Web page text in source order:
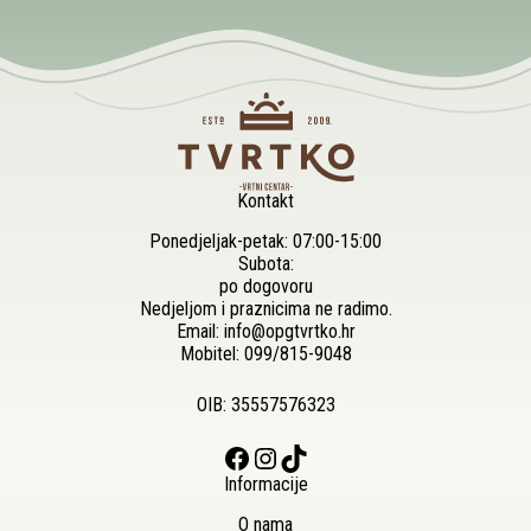
Kontakt
Ponedjeljak-petak: 07:00-15:00
Subota:
po dogovoru
Nedjeljom i praznicima ne radimo.
Email: info@opgtvrtko.hr
Mobitel: 099/815-9048
OIB: 35557576323
Facebook Instagram TikTok
Informacije
O nama